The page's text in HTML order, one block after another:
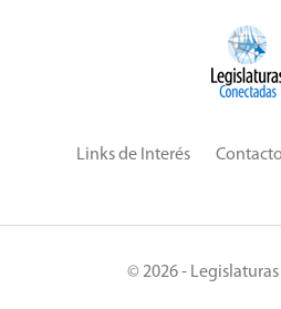
Links de Interés Contacto
© 2026 -